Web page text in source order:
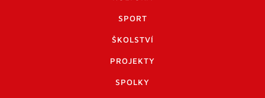
SPORT
ŠKOLSTVÍ
PROJEKTY
SPOLKY